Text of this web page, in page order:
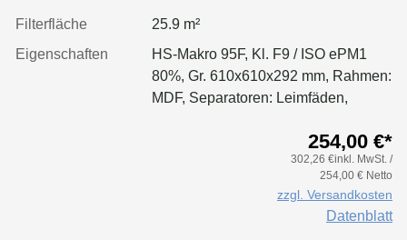
Filterfläche
25.9 m²
Eigenschaften
HS-Makro 95F, Kl. F9 / ISO ePM1
80%, Gr. 610x610x292 mm, Rahmen:
MDF, Separatoren: Leimfäden,
Applikation für größere Luftmenge,
geringeren Druckverlust &
254,00 €*
302,26 €inkl. MwSt. /
254,00 € Netto
zzgl. Versandkosten
Datenblatt